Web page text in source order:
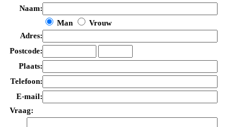
Naam:
Man
Vrouw
Adres:
Postcode:
Plaats:
Telefoon:
E-mail:
Vraag: